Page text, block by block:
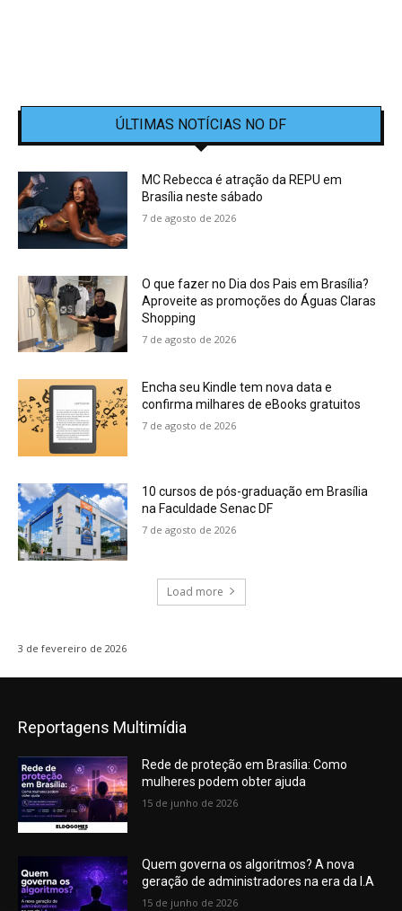
ÚLTIMAS NOTÍCIAS NO DF
MC Rebecca é atração da REPU em
Brasília neste sábado
7 de agosto de 2026
O que fazer no Dia dos Pais em Brasília?
Aproveite as promoções do Águas Claras
Shopping
7 de agosto de 2026
Encha seu Kindle tem nova data e
confirma milhares de eBooks gratuitos
7 de agosto de 2026
10 cursos de pós-graduação em Brasília
na Faculdade Senac DF
7 de agosto de 2026
Load more
3 de fevereiro de 2026
Reportagens Multimídia
Rede de proteção em Brasília: Como
mulheres podem obter ajuda
15 de junho de 2026
Quem governa os algoritmos? A nova
geração de administradores na era da I.A
15 de junho de 2026